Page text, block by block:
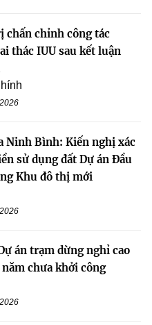
chấn chỉnh công tác
thác IUU sau kết luận
Ninh Bình: Kiến nghị xác
sử dụng đất Dự án Đầu
Khu đô thị mới
án trạm dừng nghỉ cao
chưa khởi công